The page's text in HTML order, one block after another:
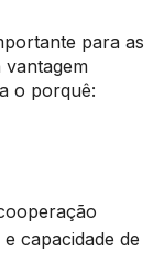
para as
vantagem
o porquê:
capacidade de